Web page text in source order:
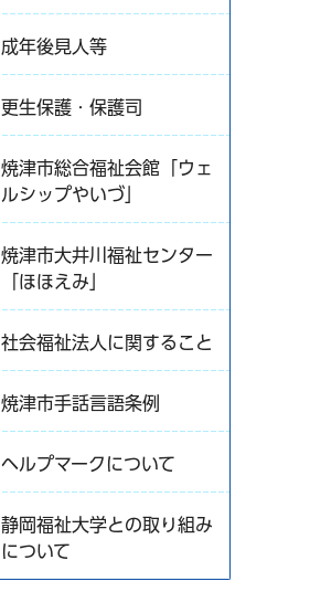
成年後見人等
更生保護・保護司
焼津市総合福祉会館「ウェ
ルシップやいづ」
焼津市大井川福祉センター
「ほほえみ」
社会福祉法人に関すること
焼津市手話言語条例
ヘルプマークについて
静岡福祉大学との取り組み
について